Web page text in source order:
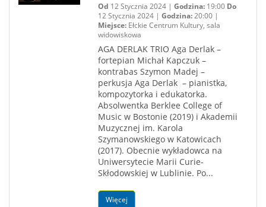
Od 12 Stycznia 2024 | Godzina:19:00 Do
12 Stycznia 2024 | Godzina:20:00 |
Miejsce:Ełckie Centrum Kultury, sala
widowiskowa
AGA DERLAK TRIO Aga Derlak –
fortepian Michał Kapczuk –
kontrabas Szymon Madej –
perkusja Aga Derlak – pianistka,
kompozytorka i edukatorka.
Absolwentka Berklee College of
Music w Bostonie (2019) i Akademii
Muzycznej im. Karola
Szymanowskiego w Katowicach
(2017). Obecnie wykładowca na
Uniwersytecie Marii Curie-
Skłodowskiej w Lublinie. Po...
Więcej